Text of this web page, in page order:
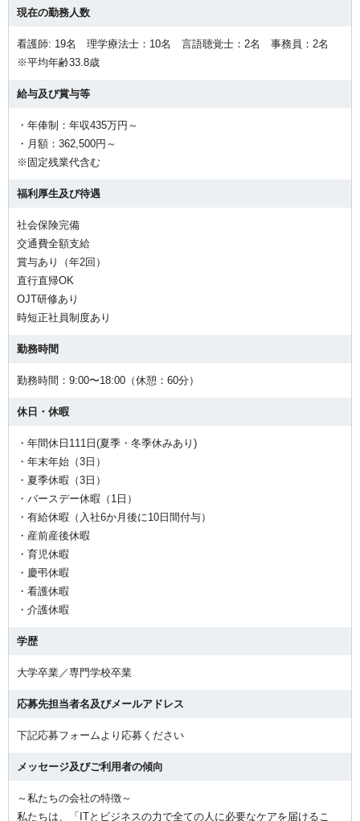
現在の勤務人数
看護師: 19名 理学療法士：10名 言語聴覚士：2名 事務員：2名
※平均年齢33.8歳
給与及び賞与等
・年俸制：年収435万円～
・月額：362,500円～
※固定残業代含む
福利厚生及び待遇
社会保険完備
交通費全額支給
賞与あり（年2回）
直行直帰OK
OJT研修あり
時短正社員制度あり
勤務時間
勤務時間：9:00〜18:00（休憩：60分）
休日・休暇
・年間休日111日(夏季・冬季休みあり)
・年末年始（3日）
・夏季休暇（3日）
・バースデー休暇（1日）
・有給休暇（入社6か月後に10日間付与）
・産前産後休暇
・育児休暇
・慶弔休暇
・看護休暇
・介護休暇
学歴
大学卒業／専門学校卒業
応募先担当者名及びメールアドレス
下記応募フォームより応募ください
メッセージ及びご利用者の傾向
～私たちの会社の特徴～
私たちは、「ITとビジネスの力で全ての人に必要なケアを届けるこ